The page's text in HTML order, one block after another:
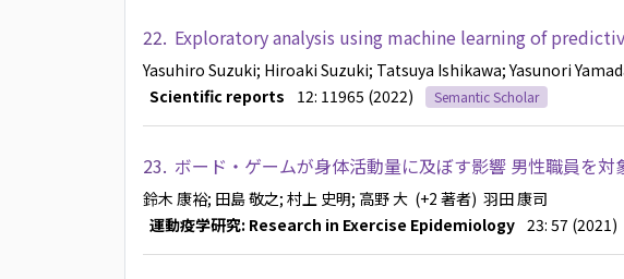
22. Exploratory analysis using machine learning of
Yasuhiro Suzuki; Hiroaki Suzuki; Tatsuya Ishikawa; Yasunori
Scientific reports
12: 11965 (2022) Semantic Scholar
23. ボード・ゲームが身体活動量に及ぼす影響 男性職員を対
鈴木 康裕; 田島 敬之; 村上 史明; 高野 大 (+2 著者) 羽田 康司
運動疫学研究: Research in Exercise Epidemiology 23: 57 (2021)